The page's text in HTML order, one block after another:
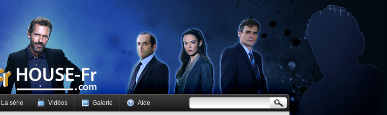
La série Vidéos Galerie Aide